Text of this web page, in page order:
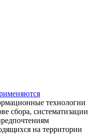
технологии
сбора, систематизации
на территории